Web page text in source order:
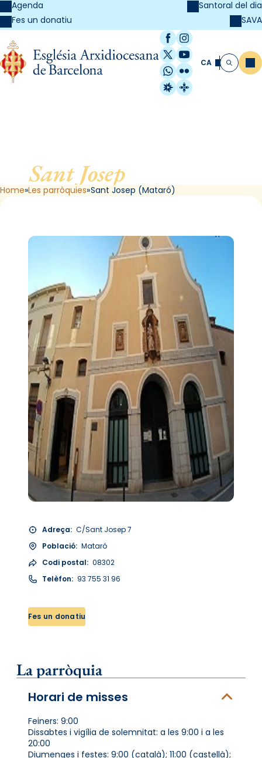
Agenda
Fes un donatiu
Santoral del dia
SAVA
Facebook
Instagram
X / Twitter
YouTube
WhatsApp
Flickr
Radio Estel
Catalunya
CA Cerca
Sant Josep
Home Les parròquies Sant Josep (Mataró)
Adreça: C/Sant Josep 7
Població: Mataró
Codi postal: 08302
Telèfon: 93 755 31 96
Fes un donatiu
La parròquia
Horari de misses
Feiners: 9:00
Dissabtes i vigília de solemnitat: a les 9:00 i a les
20:00
Diumenges i festes: 9:00 (català); 11:00 (castellà);